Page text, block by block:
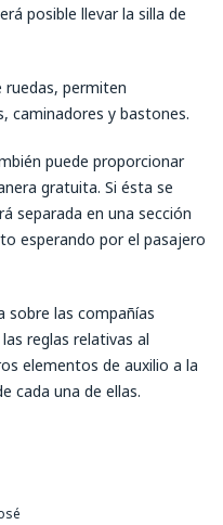
posible llevar la silla de
ruedas, permiten
y bastones.
puede proporcionar
gratuita. Si ésta se
separada en una sección
esperando por el pasajero
sobre las compañías
reglas relativas al
elementos de auxilio a la
cada una de ellas.